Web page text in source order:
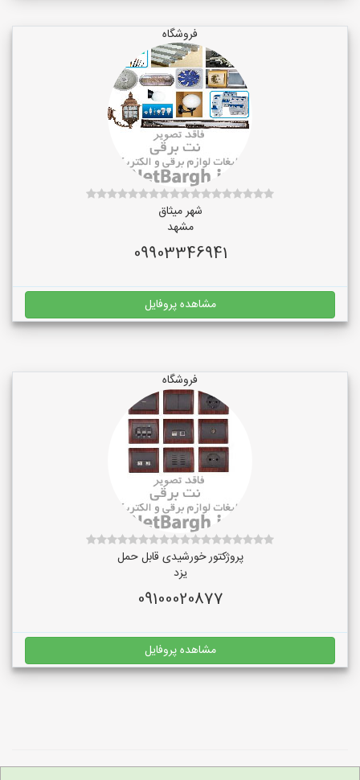
فروشگاه
شهر میثاق
مشهد
09903346941
مشاهده پروفایل
فروشگاه
پروژکتور خورشیدی قابل حمل
یزد
09100020877
مشاهده پروفایل